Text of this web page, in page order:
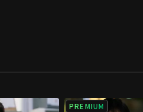
PREMIUM